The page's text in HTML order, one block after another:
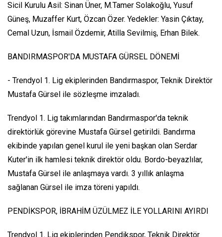
Sicil Kurulu Asil: Sinan Üner, M.Tamer Solakoğlu, Yusuf
Güneş, Muzaffer Kurt, Özcan Özer. Yedekler: Yasin Çıktay,
Cemal Uzun, İsmail Özdemir, Atilla Sevilmiş, Erhan Bilek.
BANDIRMASPOR'DA MUSTAFA GÜRSEL DÖNEMİ
- Trendyol 1. Lig ekiplerinden Bandırmaspor, Teknik Direktör
Mustafa Gürsel ile sözleşme imzaladı.
Trendyol 1. Lig takımlarından Bandırmaspor'da teknik
direktörlük görevine Mustafa Gürsel getirildi. Bandırma
ekibinde yapılan genel kurul ile yeni başkan olan Serdar
Kuter'in ilk hamlesi teknik direktör oldu. Bordo-beyazlılar,
Mustafa Gürsel ile anlaşmaya vardı. 3 yıllık anlaşma
sağlanan Gürsel ile imza töreni yapıldı.
PENDİKSPOR, İBRAHİM ÜZÜLMEZ İLE YOLLARINI AYIRDI
Trendyol 1. Lig ekiplerinden Pendikspor, Teknik Direktör